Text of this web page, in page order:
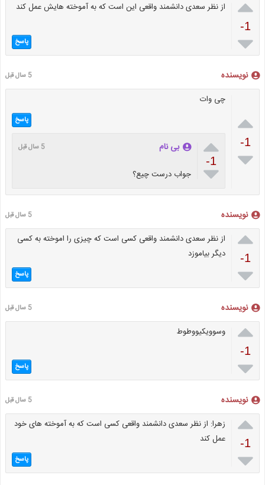

-1

از نظر سعدی دانشمند واقعی این است که به آموخته هایش عمل کند
پاسخ
نویسنده 5 سال قبل

-1

چی وات
پاسخ

-1

بی نام 5 سال قبل
جواب درست چیع؟
نویسنده 5 سال قبل

-1

از نظر سعدی دانشمند واقعی کسی است که چیزی را اموخته به کسی
دیگر بیاموزد
پاسخ
نویسنده 5 سال قبل

-1

وسوویکیووطوط
پاسخ
نویسنده 5 سال قبل

-1

زهرا: از نظر سعدی دانشمند واقعی کسی است که به آموخته های خود
عمل کند
پاسخ